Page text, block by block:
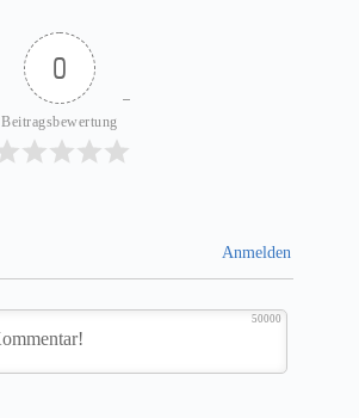
0
Beitragsbewertung
Anmelden
50000